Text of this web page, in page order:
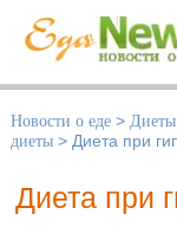
Новости о еде > Диеты
диеты > Диета при
Диета при